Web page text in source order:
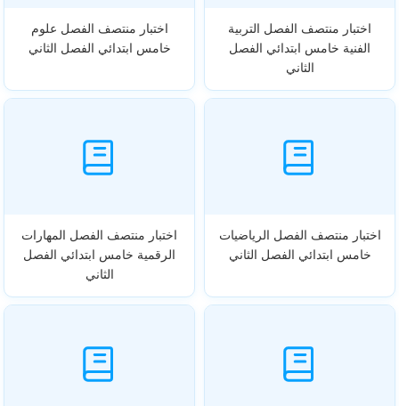
اختبار منتصف الفصل التربية
الفنية خامس ابتدائي الفصل
الثاني
اختبار منتصف الفصل علوم
خامس ابتدائي الفصل الثاني
اختبار منتصف الفصل الرياضيات
خامس ابتدائي الفصل الثاني
اختبار منتصف الفصل المهارات
الرقمية خامس ابتدائي الفصل
الثاني